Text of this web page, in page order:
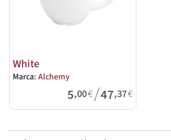
White
Marca: Alchemy
5,00€/47,37€